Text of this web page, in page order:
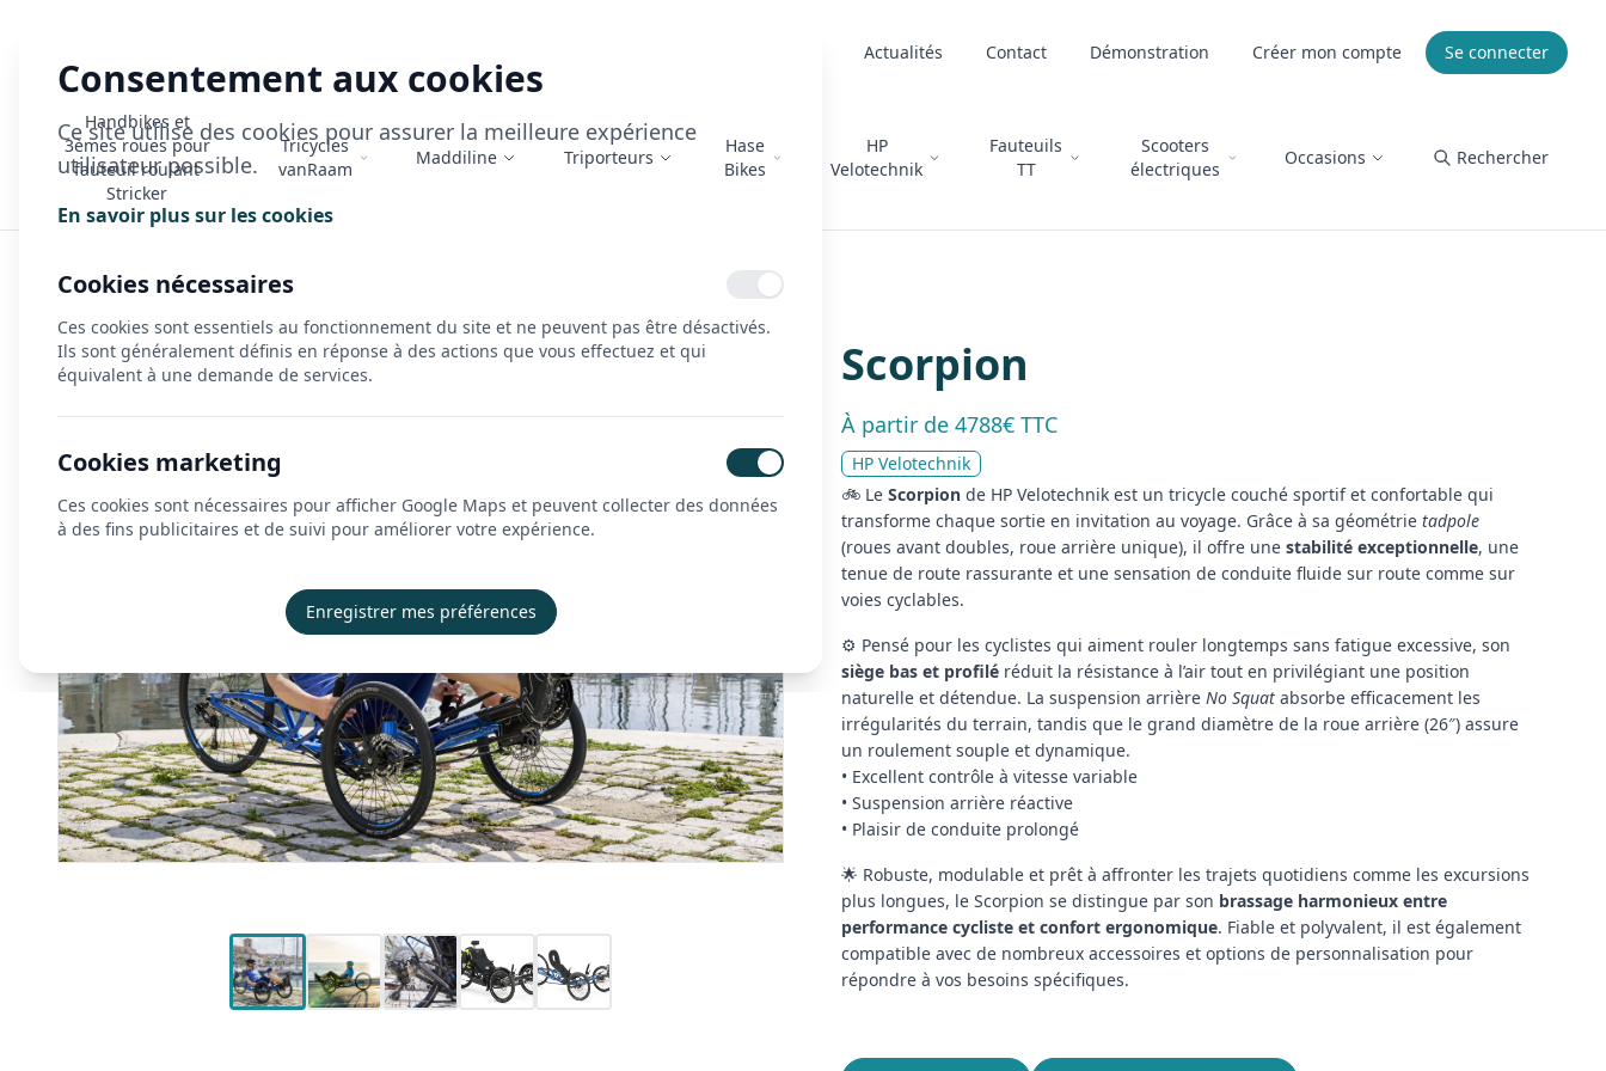
Actualités Contact Démonstration Créer mon compte Se connecter
Handbikes et
3èmes roues pour
fauteuil roulant
Stricker
Tricycles
vanRaam
Maddiline Triporteurs
Hase
Bikes
HP
Velotechnik
Fauteuils
TT
Scooters
électriques
Occasions Rechercher
Scorpion
À partir de 4788€ TTC
HP Velotechnik
🚲 Le Scorpion de HP Velotechnik est un tricycle couché sportif et confortable qui
transforme chaque sortie en invitation au voyage. Grâce à sa géométrie tadpole
(roues avant doubles, roue arrière unique), il offre une stabilité exceptionnelle, une
tenue de route rassurante et une sensation de conduite fluide sur route comme sur
voies cyclables.
⚙️ Pensé pour les cyclistes qui aiment rouler longtemps sans fatigue excessive, son
siège bas et profilé réduit la résistance à l’air tout en privilégiant une position
naturelle et détendue. La suspension arrière No Squat absorbe efficacement les
irrégularités du terrain, tandis que le grand diamètre de la roue arrière (26″) assure
un roulement souple et dynamique.
• Excellent contrôle à vitesse variable
• Suspension arrière réactive
• Plaisir de conduite prolongé
🌟 Robuste, modulable et prêt à affronter les trajets quotidiens comme les excursions
plus longues, le Scorpion se distingue par son brassage harmonieux entre
performance cycliste et confort ergonomique. Fiable et polyvalent, il est également
compatible avec de nombreux accessoires et options de personnalisation pour
répondre à vos besoins spécifiques.
Consentement aux cookies
Ce site utilise des cookies pour assurer la meilleure expérience
utilisateur possible.
En savoir plus sur les cookies
Cookies nécessaires
Ces cookies sont essentiels au fonctionnement du site et ne peuvent pas être désactivés.
Ils sont généralement définis en réponse à des actions que vous effectuez et qui
équivalent à une demande de services.
Cookies marketing
Ces cookies sont nécessaires pour afficher Google Maps et peuvent collecter des données
à des fins publicitaires et de suivi pour améliorer votre expérience.
Enregistrer mes préférences